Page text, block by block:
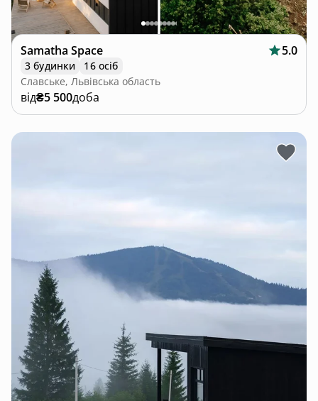
Samatha Space 5.0
3 будинки
16 осіб
Славське, Львівська область
від₴5 500доба